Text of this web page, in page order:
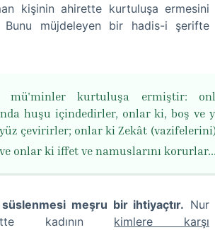
kişinin ahirette kurtuluşa ermesini
Bunu müjdeleyen bir hadis-i şerifte
mü'minler kurtuluşa ermiştir:
hu­şu içindedirler, onlar ki, boş ve
çevirirler; onlar ki Zekât
onlar ki iffet ve namuslarını
süslenmesi meşru bir ihtiyaçtır. Nur
kadının kimlere karşı